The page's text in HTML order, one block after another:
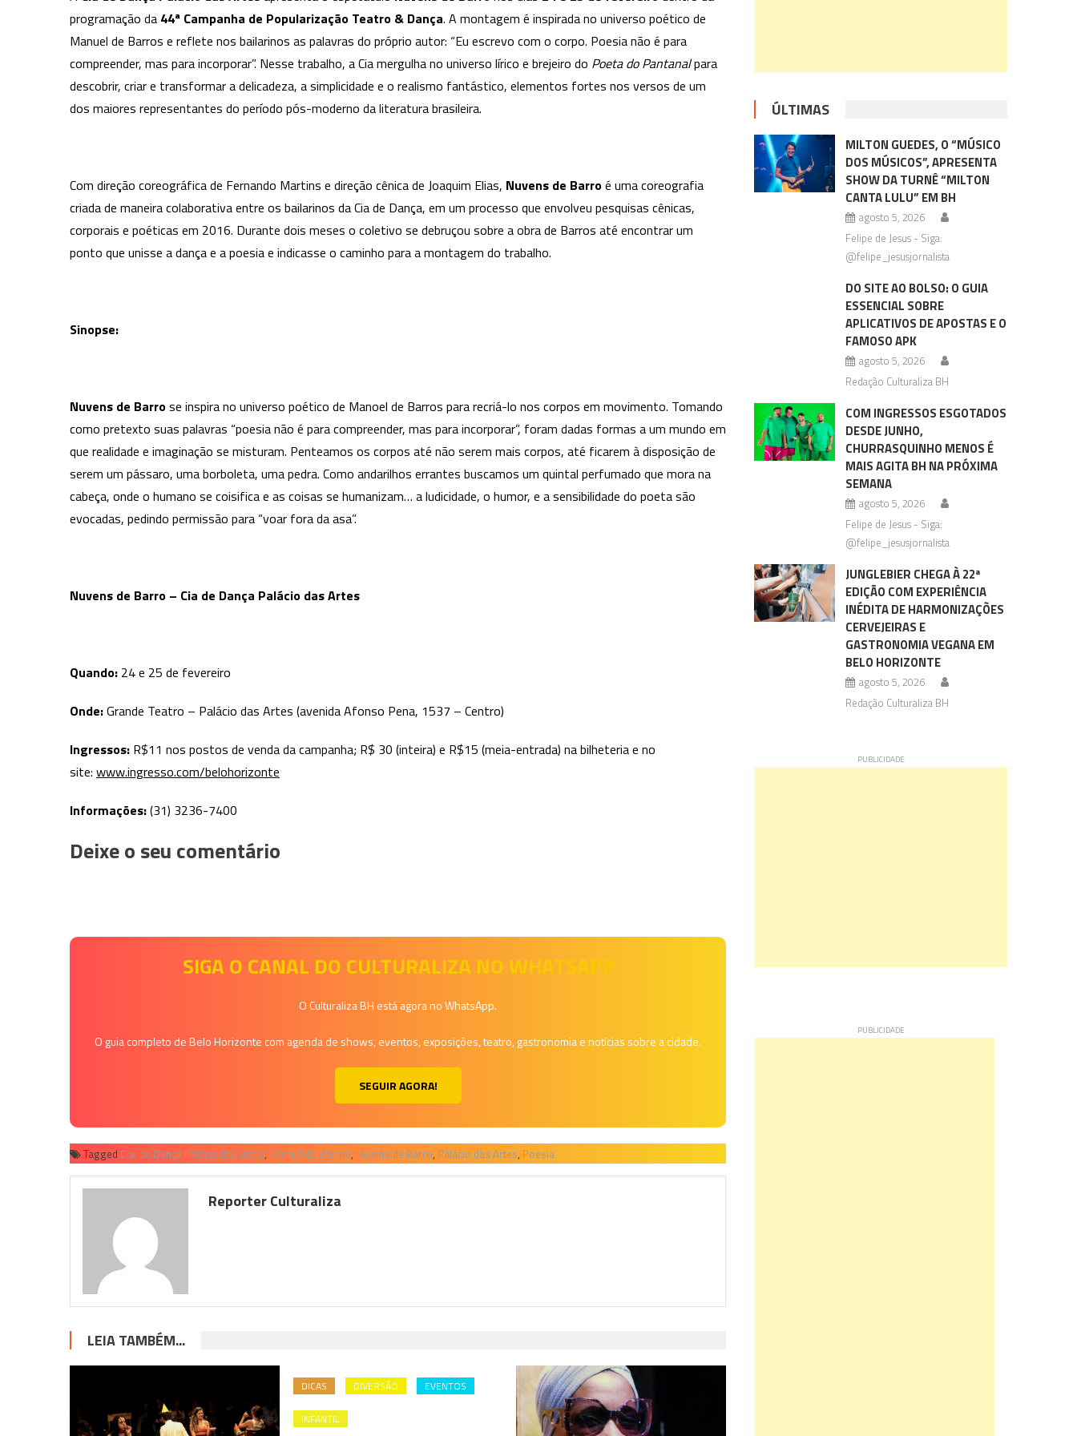
dança
Palácio
das
Artes
apresenta
Barro”
programação da 44ª Campanha de Popularização Teatro & Dança. A montagem é inspirada no universo poético de
Manuel de Barros e reflete nos bailarinos as palavras do próprio autor: “Eu escrevo com o corpo. Poesia não é para
compreender, mas para incorporar”. Nesse trabalho, a Cia mergulha no universo lírico e brejeiro do Poeta do Pantanalpara
descobrir, criar e transformar a delicadeza, a simplicidade e o realismo fantástico, elementos fortes nos versos de um
dos maiores representantes do período pós-moderno da literatura brasileira.
Com direção coreográfica de Fernando Martins e direção cênica de Joaquim Elias, Nuvens de Barroé uma coreografia
criada de maneira colaborativa entre os bailarinos da Cia de Dança, em um processo que envolveu pesquisas cênicas,
corporais e poéticas em 2016. Durante dois meses o coletivo se debruçou sobre a obra de Barros até encontrar um
ponto que unisse a dança e a poesia e indicasse o caminho para a montagem do trabalho.
Sinopse:
Nuvens de Barrose inspira no universo poético de Manoel de Barros para recriá-lo nos corpos em movimento. Tomando
como pretexto suas palavras “poesia não é para compreender, mas para incorporar”, foram dadas formas a um mundo em
que realidade e imaginação se misturam. Penteamos os corpos até não serem mais corpos, até ficarem à disposição de
serem um pássaro, uma borboleta, uma pedra. Como andarilhos errantes buscamos um quintal perfumado que mora na
cabeça, onde o humano se coisifica e as coisas se humanizam… a ludicidade, o humor, e a sensibilidade do poeta são
evocadas, pedindo permissão para “voar fora da asa”.
Nuvens de Barro – Cia de Dança Palácio das Artes
Quando: 24 e 25 de fevereiro
Onde:Grande Teatro – Palácio das Artes (avenida Afonso Pena, 1537 – Centro)
Ingressos: R$11 nos postos de venda da campanha; R$ 30 (inteira) e R$15 (meia-entrada) na bilheteria e no
site: www.ingresso.com/belohorizonte
Informações:(31) 3236-7400
Deixe o seu comentário
SIGA O CANAL DO CULTURALIZA NO WHATSAPP
O Culturaliza BH está agora no WhatsApp.
O guia completo de Belo Horizonte com agenda de shows, eventos, exposições, teatro, gastronomia e notícias sobre a cidade.
SEGUIR AGORA!
Tagged Cia. de Dança Palácio das Artes, Manuel de Barros, Nuvens de Barro, Palácio das Artes, Poesia
Reporter Culturaliza
LEIA TAMBÉM...
DICAS DIVERSÃO EVENTOS
INFANTIL
ÚLTIMAS
MILTON GUEDES, O “MÚSICO
DOS MÚSICOS”, APRESENTA
SHOW DA TURNÊ “MILTON
CANTA LULU” EM BH
agosto 5, 2026
Felipe de Jesus - Siga:
@felipe_jesusjornalista
DO SITE AO BOLSO: O GUIA
ESSENCIAL SOBRE
APLICATIVOS DE APOSTAS E O
FAMOSO APK
agosto 5, 2026
Redação Culturaliza BH
COM INGRESSOS ESGOTADOS
DESDE JUNHO,
CHURRASQUINHO MENOS É
MAIS AGITA BH NA PRÓXIMA
SEMANA
agosto 5, 2026
Felipe de Jesus - Siga:
@felipe_jesusjornalista
JUNGLEBIER CHEGA À 22ª
EDIÇÃO COM EXPERIÊNCIA
INÉDITA DE HARMONIZAÇÕES
CERVEJEIRAS E
GASTRONOMIA VEGANA EM
BELO HORIZONTE
agosto 5, 2026
Redação Culturaliza BH